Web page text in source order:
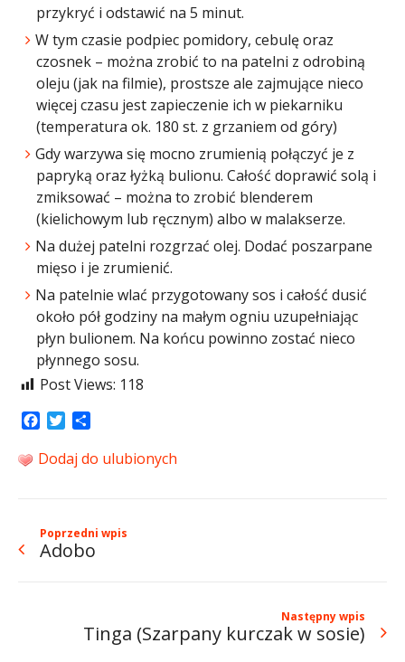
przykryć i odstawić na 5 minut.
W tym czasie podpiec pomidory, cebulę oraz
czosnek – można zrobić to na patelni z odrobiną
oleju (jak na filmie), prostsze ale zajmujące nieco
więcej czasu jest zapieczenie ich w piekarniku
(temperatura ok. 180 st. z grzaniem od góry)
Gdy warzywa się mocno zrumienią połączyć je z
papryką oraz łyżką bulionu. Całość doprawić solą i
zmiksować – można to zrobić blenderem
(kielichowym lub ręcznym) albo w malakserze.
Na dużej patelni rozgrzać olej. Dodać poszarpane
mięso i je zrumienić.
Na patelnie wlać przygotowany sos i całość dusić
około pół godziny na małym ogniu uzupełniając
płyn bulionem. Na końcu powinno zostać nieco
płynnego sosu.
Post Views: 118
Facebook
Twitter
Dodaj do ulubionych
Poprzedni wpis
Adobo
Następny wpis
Tinga (Szarpany kurczak w sosie)